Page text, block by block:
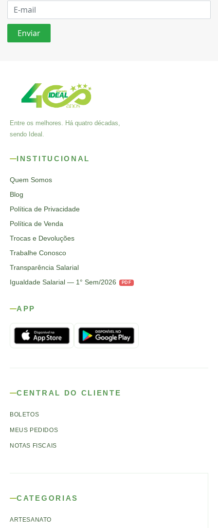
Entre os melhores. Há quatro décadas,
sendo Ideal.
INSTITUCIONAL
Quem Somos
Blog
Política de Privacidade
Política de Venda
Trocas e Devoluções
Trabalhe Conosco
Transparência Salarial
Igualdade Salarial — 1° Sem/2026
PDF
APP
CENTRAL DO CLIENTE
BOLETOS
MEUS PEDIDOS
NOTAS FISCAIS
CATEGORIAS
ARTESANATO